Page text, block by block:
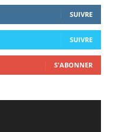
SUIVRE
SUIVRE
S'ABONNER